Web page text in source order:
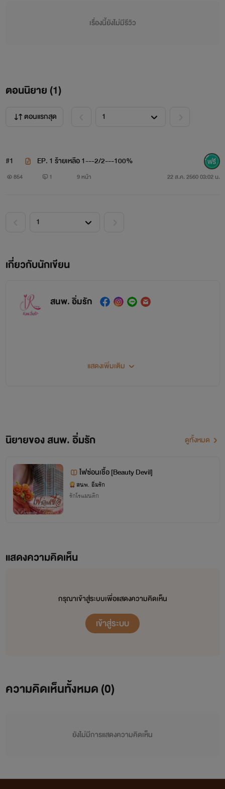
By: กันเกรา
ปริยกร หรือ เดียร์
ปาล
เมื่อถูกเขาจับจ้องอยู่ไม่วางตา เพียงแค่นี้เขาก็เดาได้ว่า ชัยชนะอยู่
อีกมือเชยคางมนให้แหงนหงายสูงขึ้นอีก ก่อนเขาจะค่อยๆ โน้ม
เจ้าของใบหน้าสวยกำลังสับสนอยู่นั้น ไม่รู้จะทำอะไรได้ นอกจาก
เมื่อมองไม่เห็นหนทางจะหลีกหนีไปไหนได้อีกแล้ว
คน และยอมให้ทำแบบนี้อยู่ดี
เรื่องนี้ยังไม่มีรีวิว
ตอนนิยาย (1)
ตอนแรกสุด
#1 EP. 1 ร้ายเหลือ 1---2/2---100%
854 1 9 หน้า 22 ส.ค. 2560 03:02 น.
เกี่ยวกับนักเขียน
สนพ. อิ่มรัก
++++++++++++
หลังจากรู้สึกเบื่อกับการเป็นมนุษย์เงินเดือนมาหลายปีดีดัก
เลยมานั่ง ๆ นอน ๆ คิดว่า ถ้าเราแต่งนิยายขึ้นมาสักเรื่องนี่ เราจะทำได้ไหมนะ
เลยใส่พาสเวิร์ดไว้ซะดิบดี แล้วก็ทิ้งไปนานพอดู จะกลับอีกที ดันลืมพาสเวิร์ดซะนี่
แสดงเพิ่มเติม
นิยายของ สนพ. อิ่มรัก ดูทั้งหมด
ไฟซ่อนเชื้อ [Beauty Devil]
สนพ. อิ่มรัก
รักโรแมนติก
แสดงความคิดเห็น
กรุณาเข้าสู่ระบบเพื่อแสดงความคิดเห็น
เข้าสู่ระบบ
ความคิดเห็นทั้งหมด (0)
ยังไม่มีการแสดงความคิดเห็น